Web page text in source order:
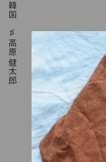
韓国
高原健太郎